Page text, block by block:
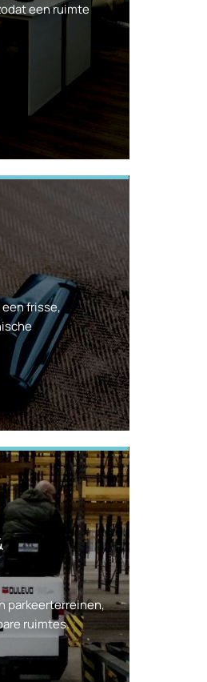
een ruimte
frisse,
parkeerterreinen,
ruimtes.